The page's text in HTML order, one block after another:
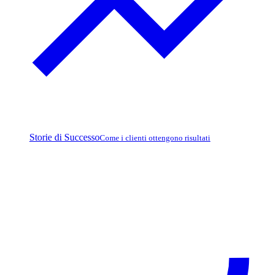
Storie di SuccessoCome i clienti ottengono risultati